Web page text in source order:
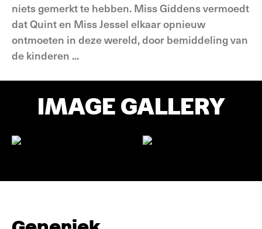
niets gemerkt te hebben. Miss Giddens vermoedt
dat Quint en Miss Jessel elkaar opnieuw
ontmoeten in deze wereld, door bemiddeling van
de kinderen ...
IMAGE GALLERY